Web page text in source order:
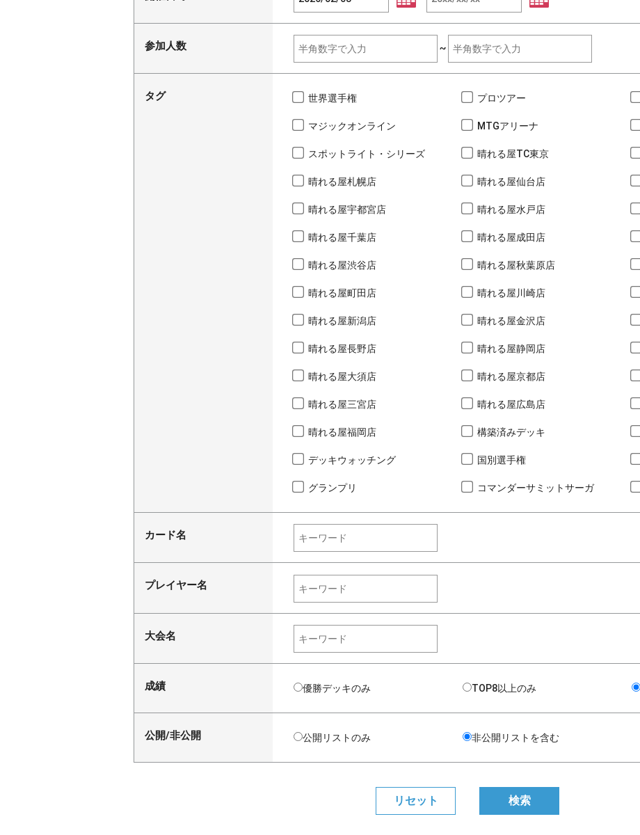
参加人数 ~
タグ 世界選手権 プロツアー
マジックオンライン MTGアリーナ
スポットライト・シリーズ 晴れる屋TC東京
晴れる屋札幌店 晴れる屋仙台店
晴れる屋宇都宮店 晴れる屋水戸店
晴れる屋千葉店 晴れる屋成田店
晴れる屋渋谷店 晴れる屋秋葉原店
晴れる屋町田店 晴れる屋川崎店
晴れる屋新潟店 晴れる屋金沢店
晴れる屋長野店 晴れる屋静岡店
晴れる屋大須店 晴れる屋京都店
晴れる屋三宮店 晴れる屋広島店
晴れる屋福岡店 構築済みデッキ
デッキウォッチング 国別選手権
グランプリ コマンダーサミットサーガ
カード名
プレイヤー名
大会名
成績 優勝デッキのみ TOP8以上のみ
公開/非公開 公開リストのみ 非公開リストを含む